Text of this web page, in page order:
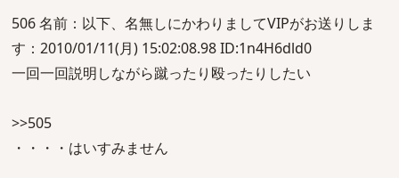
506 名前：以下、名無しにかわりましてVIPがお送りしま
す：2010/01/11(月) 15:02:08.98 ID:1n4H6dld0
一回一回説明しながら蹴ったり殴ったりしたい
>>505
・・・・はいすみません